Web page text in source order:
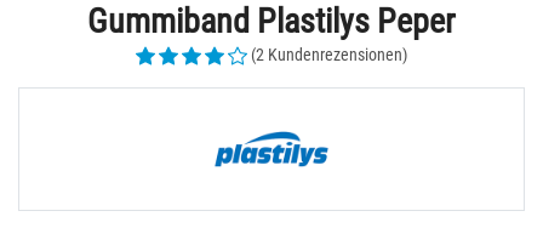
Gummiband Plastilys Peper
(2 Kundenrezensionen)